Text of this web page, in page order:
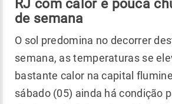
RJ com calor e pouca
de semana
O sol predomina no decorrer
semana, as temperaturas se
bastante calor na capital
sábado (05) ainda há condição